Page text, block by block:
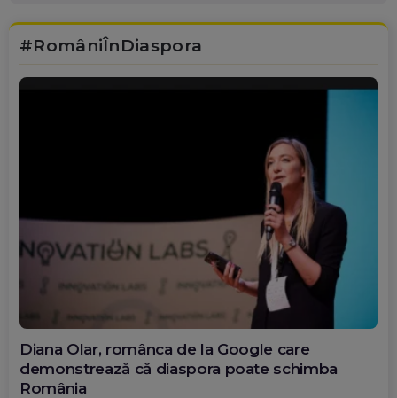
#RomâniÎnDiaspora
Diana Olar, românca de la Google care
demonstrează că diaspora poate schimba
România